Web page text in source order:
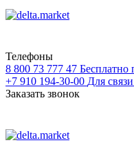
Телефоны
8 800 73 777 47 Бесплатно
+7 910 194-30-00 Для
Заказать звонок